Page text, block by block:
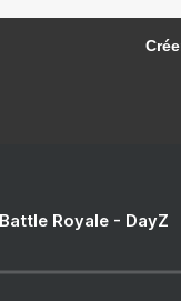
Royale - DayZ